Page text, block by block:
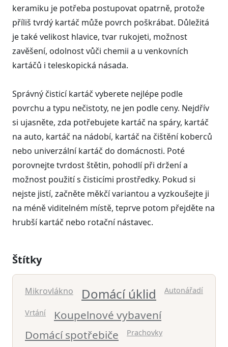
keramiku je potřeba postupovat opatrně, protože
příliš tvrdý kartáč může povrch poškrábat. Důležitá
je také velikost hlavice, tvar rukojeti, možnost
zavěšení, odolnost vůči chemii a u venkovních
kartáčů i teleskopická násada.
Správný čisticí kartáč vyberete nejlépe podle
povrchu a typu nečistoty, ne jen podle ceny. Nejdřív
si ujasněte, zda potřebujete kartáč na spáry, kartáč
na auto, kartáč na nádobí, kartáč na čištění koberců
nebo univerzální kartáč do domácnosti. Poté
porovnejte tvrdost štětin, pohodlí při držení a
možnost použití s čisticími prostředky. Pokud si
nejste jistí, začněte měkčí variantou a vyzkoušejte ji
na méně viditelném místě, teprve potom přejděte na
hrubší kartáč nebo rotační nástavec.
Štítky
Mikrovlákno Domácí úklid Autonářadí
Vrtání
Koupelnové vybavení
Domácí spotřebiče
Prachovky